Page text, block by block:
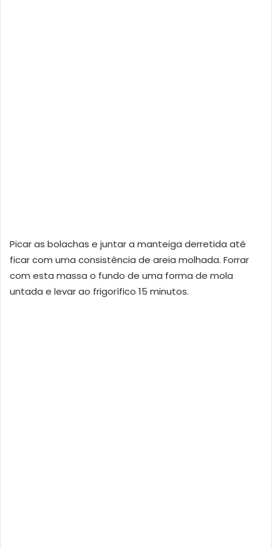
Picar as bolachas e juntar a manteiga derretida até
ficar com uma consistência de areia molhada. Forrar
com esta massa o fundo de uma forma de mola
untada e levar ao frigorífico 15 minutos.